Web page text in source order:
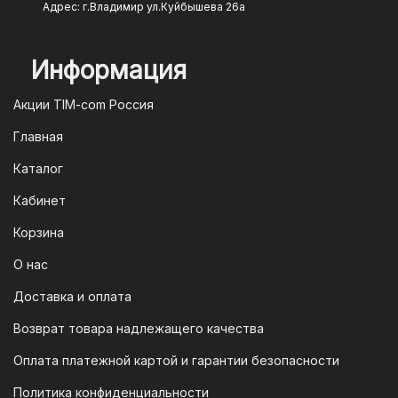
2. Оплата через систему быстрых
платежей (СПБ)
Мы следим за современными
систему быстрых платежей (СПБ).
предоставлен QR-код. Просто
доступен для большинства российских
3. Оплата по QR-коду
Адрес: г.Владимир ул.Куйбышева 26а
Информация
Акции TIM-com Россия
Главная
Каталог
Кабинет
Корзина
О нас
Доставка и оплата
Возврат товара надлежащего качества
Оплата платежной картой и гарантии безопасности
Политика конфиденциальности